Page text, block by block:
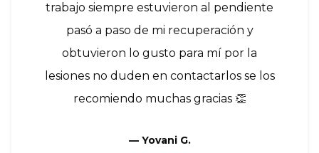
trabajo siempre estuvieron al pendiente
pasó a paso de mi recuperación y
obtuvieron lo gusto para mí por la
lesiones no duden en contactarlos se los
recomiendo muchas gracias 👏
— Yovani G.